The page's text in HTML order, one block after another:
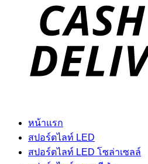
หน้าแรก
สปอร์ตไลท์ LED
สปอร์ตไลท์ LED โซล่าเซลล์